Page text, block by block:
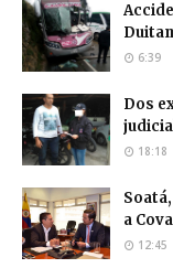
6:39
Dos
18:18
a
12:45